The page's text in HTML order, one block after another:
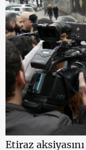
Etiraz